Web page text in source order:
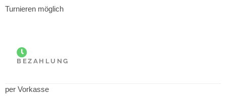
Turnieren möglich
BEZAHLUNG
per Vorkasse